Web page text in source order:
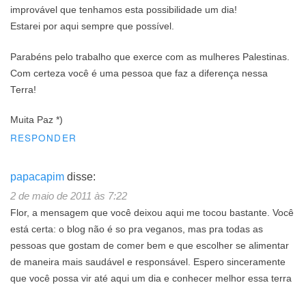
improvável que tenhamos esta possibilidade um dia!
Estarei por aqui sempre que possível.
Parabéns pelo trabalho que exerce com as mulheres Palestinas.
Com certeza você é uma pessoa que faz a diferença nessa
Terra!
Muita Paz *)
RESPONDER
papacapim disse:
2 de maio de 2011 às 7:22
Flor, a mensagem que você deixou aqui me tocou bastante. Você
está certa: o blog não é so pra veganos, mas pra todas as
pessoas que gostam de comer bem e que escolher se alimentar
de maneira mais saudável e responsável. Espero sinceramente
que você possa vir até aqui um dia e conhecer melhor essa terra